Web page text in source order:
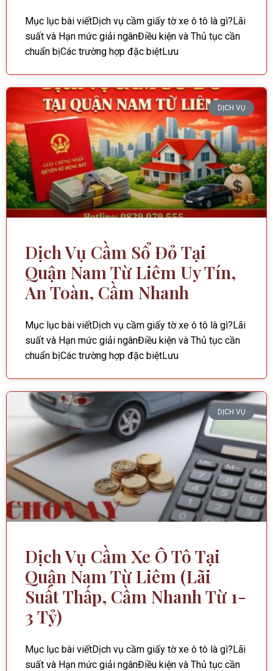
Mục lục bài viếtDịch vụ cầm giấy tờ xe ô tô là gì?Lãi
suất và Hạn mức giải ngânĐiều kiện và Thủ tục cần
chuẩn bịCác trường hợp đặc biệtLưu
DỊCH VỤ
Dịch Vụ Cầm Sổ Đỏ Tại
Quận Nam Từ Liêm Uy Tín,
An Toàn, Cầm Nhanh
Mục lục bài viếtDịch vụ cầm giấy tờ xe ô tô là gì?Lãi
suất và Hạn mức giải ngânĐiều kiện và Thủ tục cần
chuẩn bịCác trường hợp đặc biệtLưu
DỊCH VỤ
Dịch Vụ Cầm Xe Ô Tô Tại
Quận Nam Từ Liêm (Lãi
Suất Thấp, Cầm Nhanh Từ 1-
3 Tỷ)
Mục lục bài viếtDịch vụ cầm giấy tờ xe ô tô là gì?Lãi
suất và Hạn mức giải ngânĐiều kiện và Thủ tục cần